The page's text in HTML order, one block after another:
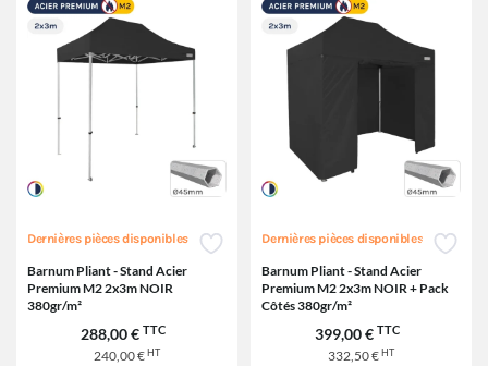
Dernières pièces disponibles
Barnum Pliant - Stand Acier
Premium M2 2x3m NOIR
380gr/m²
288,00 € TTC
240,00 €HT
Dernières pièces disponibles
Barnum Pliant - Stand Acier
Premium M2 2x3m NOIR + Pack
Côtés 380gr/m²
399,00 € TTC
332,50 €HT